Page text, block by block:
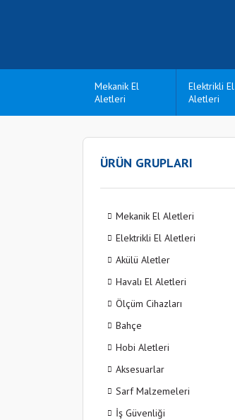
Mekanik El
Aletleri
Elektrikli El
Aletleri
ÜRÜN GRUPLARI
Mekanik El Aletleri
Elektrikli El Aletleri
Akülü Aletler
Havalı El Aletleri
Ölçüm Cihazları
Bahçe
Hobi Aletleri
Aksesuarlar
Sarf Malzemeleri
İş Güvenliği